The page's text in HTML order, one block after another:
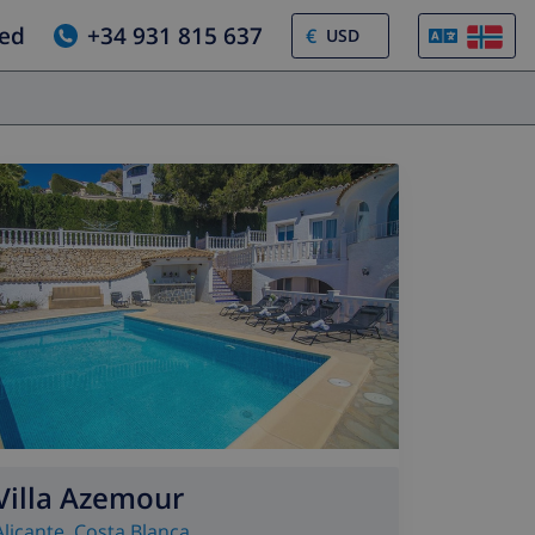
+34 931 815 637 €
Azemour